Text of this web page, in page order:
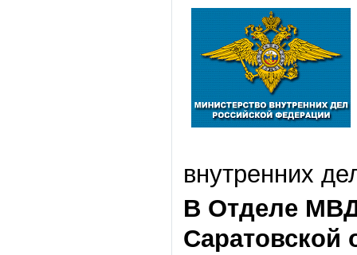
внутренних
В Отделе
Саратовской